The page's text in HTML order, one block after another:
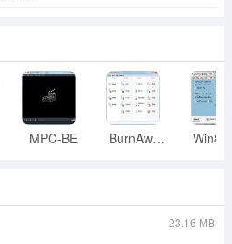
虚线框
在edit编辑器导入字体导入字体，
系统，而一些想改变字体对话框
文本，然后输入符号，一般就
所属的字体。
MPC-BE BurnAware
23.16 MB